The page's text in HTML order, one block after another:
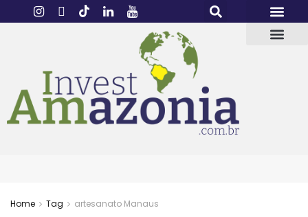
Home Tag artesanato Manaus